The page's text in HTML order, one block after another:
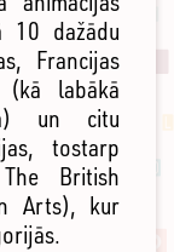
10 dažādu
Francijas
(kā labākā
un citu
tostarp
British
Arts), kur